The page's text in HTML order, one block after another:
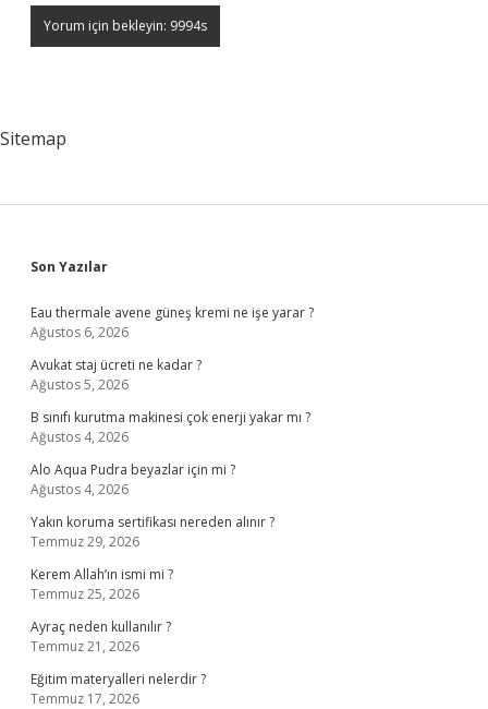
Sitemap
Sidebar
Son Yazılar
Eau thermale avene güneş kremi ne işe yarar ?
Ağustos 6, 2026
Avukat staj ücreti ne kadar ?
Ağustos 5, 2026
B sınıfı kurutma makinesi çok enerji yakar mı ?
Ağustos 4, 2026
Alo Aqua Pudra beyazlar için mi ?
Ağustos 4, 2026
Yakın koruma sertifikası nereden alınır ?
Temmuz 29, 2026
Kerem Allah’ın ismi mi ?
Temmuz 25, 2026
Ayraç neden kullanılır ?
Temmuz 21, 2026
Eğitim materyalleri nelerdir ?
Temmuz 17, 2026